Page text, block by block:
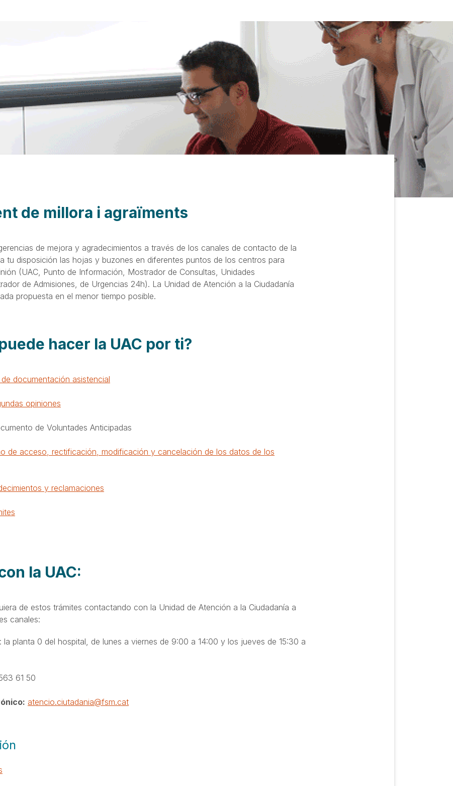
de millora i agraïments
de mejora y agradecimientos a través de los canales de contacto de la
tu disposición las hojas y buzones en diferentes puntos de los centros para
(UAC, Punto de Información, Mostrador de Consultas, Unidades
de Admisiones, de Urgencias 24h). La Unidad de Atención a la Ciudadanía
propuesta en el menor tiempo posible.
hacer la UAC por ti?
documentación asistencial
opiniones
de Voluntades Anticipadas
de acceso, rectificación, modificación y cancelación de los datos de los
y reclamaciones
la UAC:
de estos trámites contactando con la Unidad de Atención a la Ciudadanía a
canales:
: la planta 0 del hospital, de lunes a viernes de 9:00 a 14:00 y los jueves de 15:30 a
61 50
atencio.ciutadania@fsm.cat